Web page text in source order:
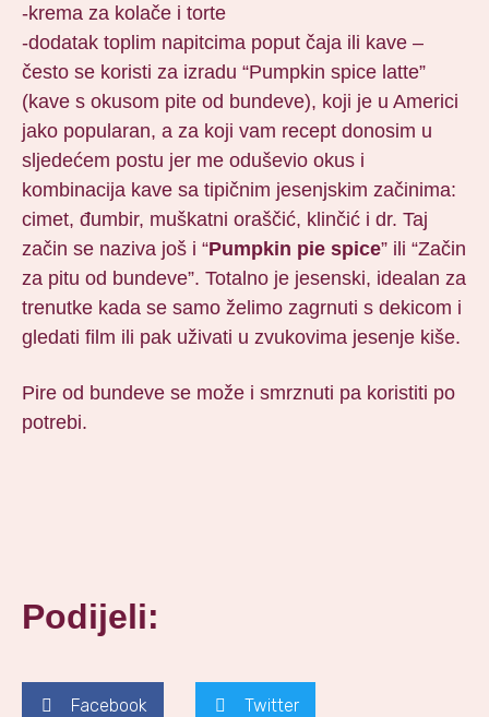
-krema za kolače i torte
-dodatak toplim napitcima poput čaja ili kave –
često se koristi za izradu “Pumpkin spice latte”
(kave s okusom pite od bundeve), koji je u Americi
jako popularan, a za koji vam recept donosim u
sljedećem postu jer me oduševio okus i
kombinacija kave sa tipičnim jesenjskim začinima:
cimet, đumbir, muškatni oraščić, klinčić i dr. Taj
začin se naziva još i “Pumpkin pie spice” ili “Začin
za pitu od bundeve”. Totalno je jesenski, idealan za
trenutke kada se samo želimo zagrnuti s dekicom i
gledati film ili pak uživati u zvukovima jesenje kiše.
Pire od bundeve se može i smrznuti pa koristiti po
potrebi.
Podijeli:
Facebook Twitter